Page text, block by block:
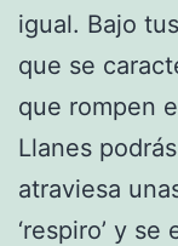
igual. Bajo
que se
que rompen
Llanes
atraviesa
‘respiro’ y